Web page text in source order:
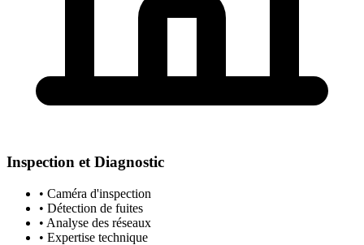
Inspection et Diagnostic
• Caméra d'inspection
• Détection de fuites
• Analyse des réseaux
• Expertise technique